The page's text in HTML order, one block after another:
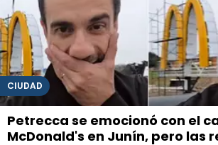
CIUDAD
Petrecca se emocionó con el
McDonald's en Junín, pero las